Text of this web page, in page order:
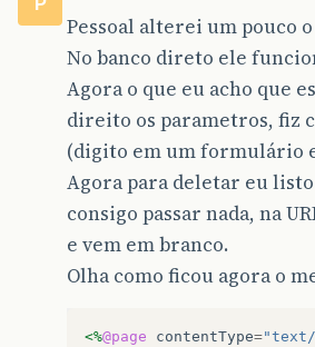
Pessoal alterei um pouco
No banco direto ele
Agora o que eu acho que
direito os parametros, fiz
(digito em um formulário e
Agora para deletar eu
consigo passar nada, na
e vem em branco.
Olha como ficou agora o
<%@page contentType=